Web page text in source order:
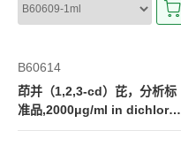
B60614
茚并（1,2,3-cd）芘，分析标
准品,2000μg/ml in dichlorom
ethane